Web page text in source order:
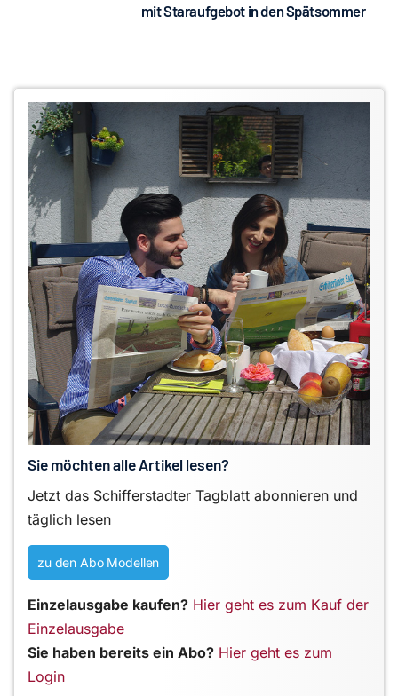
mit Staraufgebot in den Spätsommer
Sie möchten alle Artikel lesen?
Jetzt das Schifferstadter Tagblatt abonnieren und
täglich lesen
zu den Abo Modellen
Einzelausgabe kaufen? Hier geht es zum Kauf der
Einzelausgabe
Sie haben bereits ein Abo? Hier geht es zum
Login